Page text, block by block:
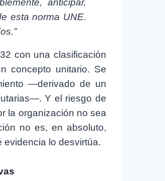
anticipar,
esta norma UNE.
con una clasificación
concepto unitario. Se
—derivado de un
Y el riesgo de
la organización no sea
no es, en absoluto,
evidencia lo desvirtúa.